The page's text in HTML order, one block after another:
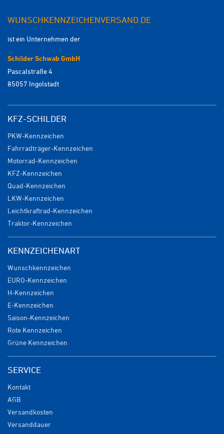
WUNSCHKENNZEICHENVERSAND.DE
ist ein Unternehmen der
Schilder Schwab GmbH
Pascalstraße 4
85057 Ingolstadt
KFZ-SCHILDER
PKW-Kennzeichen
Fahrradträger-Kennzeichen
Motorrad-Kennzeichen
KFZ-Kennzeichen
Quad-Kennzeichen
LKW-Kennzeichen
Leichtkraftrad-Kennzeichen
Traktor-Kennzeichen
KENNZEICHENART
Wunschkennzeichen
EURO-Kennzeichen
H-Kennzeichen
E-Kennzeichen
Saison-Kennzeichen
Rote Kennzeichen
Grüne Kennzeichen
SERVICE
Kontakt
AGB
Versandkosten
Versanddauer